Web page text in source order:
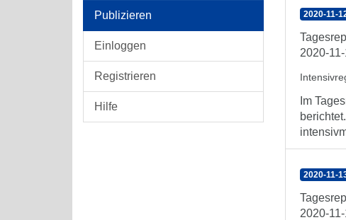
Publizieren
Einloggen
Registrieren
Hilfe
2020-11-
2020-
Im
2020-11-
2020-